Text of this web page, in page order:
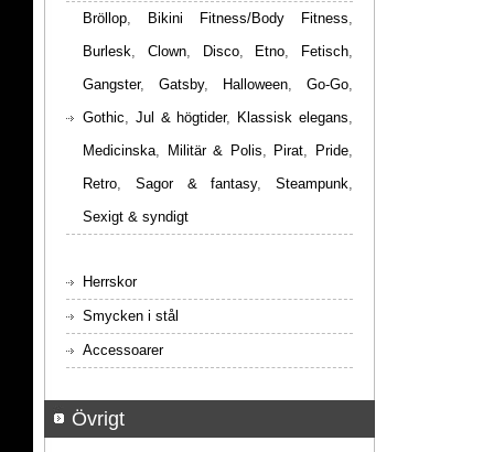
Bröllop, Bikini Fitness/Body Fitness,
Burlesk, Clown, Disco, Etno, Fetisch,
Gangster, Gatsby, Halloween, Go-Go,
Gothic, Jul & högtider, Klassisk elegans,
Medicinska, Militär & Polis, Pirat, Pride,
Retro, Sagor & fantasy, Steampunk,
Sexigt & syndigt
Herrskor
Smycken i stål
Accessoarer
Övrigt